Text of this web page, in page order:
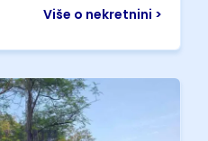
Više o nekretnini >